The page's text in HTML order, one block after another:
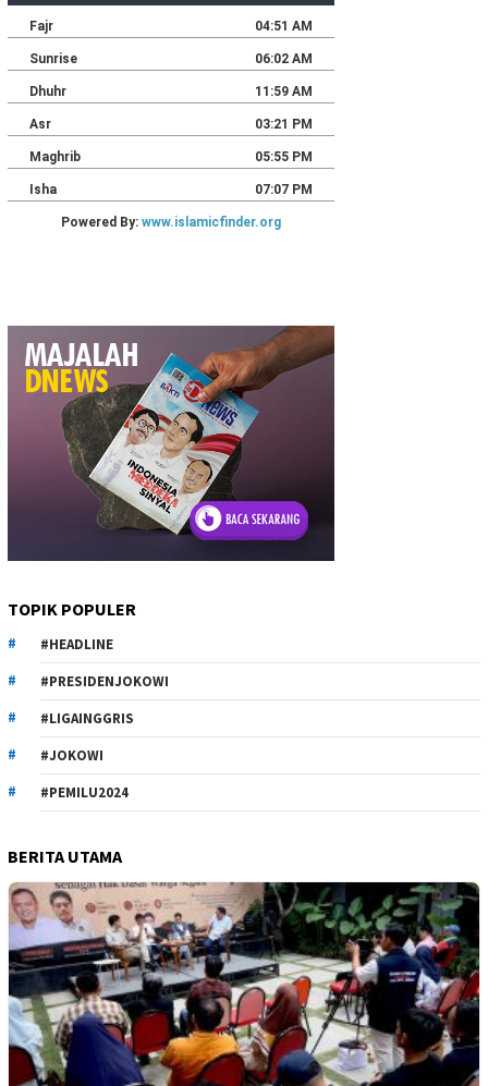
TOPIK POPULER
#HEADLINE
#PRESIDENJOKOWI
#LIGAINGGRIS
#JOKOWI
#PEMILU2024
BERITA UTAMA